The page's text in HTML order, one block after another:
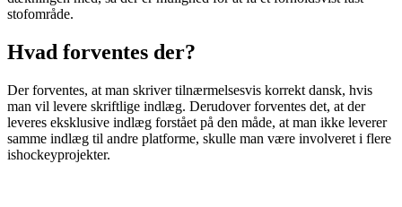
stofområde.
Hvad forventes der?
Der forventes, at man skriver tilnærmelsesvis korrekt dansk, hvis
man vil levere skriftlige indlæg. Derudover forventes det, at der
leveres eksklusive indlæg forstået på den måde, at man ikke leverer
samme indlæg til andre platforme, skulle man være involveret i flere
ishockeyprojekter.